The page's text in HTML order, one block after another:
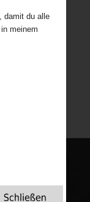
damit du alle
meinem